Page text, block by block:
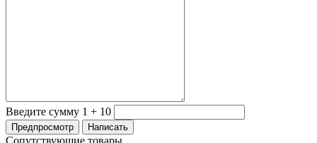
Введите сумму 1 + 10